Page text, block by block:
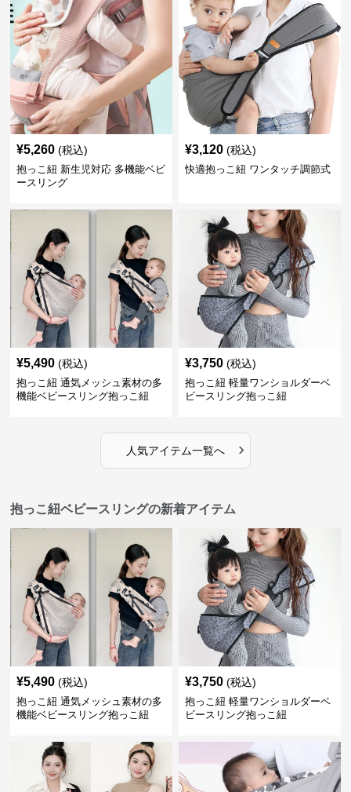
¥5,260 (税込)
抱っこ紐 新生児対応 多機能ベビ
ースリング
¥3,120 (税込)
快適抱っこ紐 ワンタッチ調節式
¥5,490 (税込)
抱っこ紐 通気メッシュ素材の多
機能ベビースリング抱っこ紐
¥3,750 (税込)
抱っこ紐 軽量ワンショルダーベ
ビースリング抱っこ紐
人気アイテム一覧へ ›
抱っこ紐ベビースリングの新着アイテム
¥5,490 (税込)
抱っこ紐 通気メッシュ素材の多
機能ベビースリング抱っこ紐
¥3,750 (税込)
抱っこ紐 軽量ワンショルダーベ
ビースリング抱っこ紐